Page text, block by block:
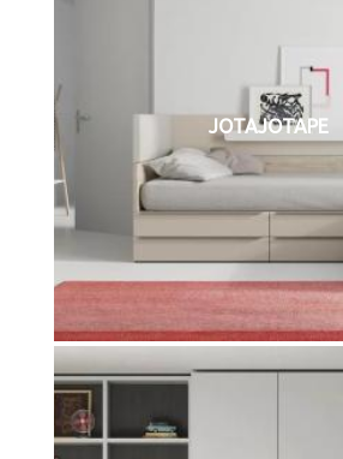
JOTAJOTAPE